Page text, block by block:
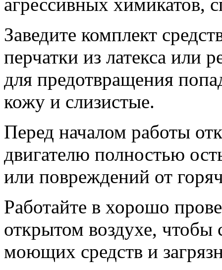
Заведите комплект
перчатки из латекса или
для предотвращения
кожу и слизистые.
Перед началом работы
двигателю полностью
или повреждений от
Работайте в хорошо
открытом воздухе, чтобы
моющих средств и